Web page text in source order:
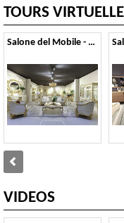
TOURS
Salone del Mobile - 2026
VIDEOS